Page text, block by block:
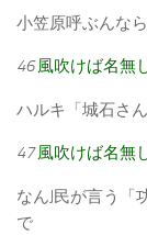
小笠原呼ぶんな
46 風吹けば名無
ハルキ「城石さん
47 風吹けば名無
なんJ民が言う「
で